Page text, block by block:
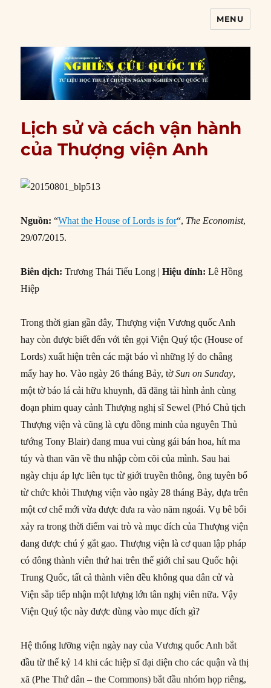
MENU
Lịch sử và cách vận hành
của Thượng viện Anh
Nguồn: “What the House of Lords is for“, The Economist,
29/07/2015.
Biên dịch: Trương Thái Tiểu Long |Hiệu đính: Lê Hồng
Hiệp
Trong thời gian gần đây, Thượng viện Vương quốc Anh
hay còn được biết đến với tên gọi Viện Quý tộc (House of
Lords) xuất hiện trên các mặt báo vì những lý do chẳng
mấy hay ho. Vào ngày 26 tháng Bảy, tờSun on Sunday,
một tờ báo lá cải hữu khuynh, đã đăng tải hình ảnh cùng
đoạn phim quay cảnh Thượng nghị sĩ Sewel (Phó Chủ tịch
Thượng viện và cũng là cựu đồng minh của nguyên Thủ
tướng Tony Blair) đang mua vui cùng gái bán hoa, hít ma
túy và than vãn về thu nhập còm cõi của mình. Sau hai
ngày chịu áp lực liên tục từ giới truyền thông, ông tuyên bố
từ chức khỏi Thượng viện vào ngày 28 tháng Bảy, dựa trên
một cơ chế mới vừa được đưa ra vào năm ngoái. Vụ bê bối
xảy ra trong thời điểm vai trò và mục đích của Thượng viện
đang được chú ý gắt gao. Thượng viện là cơ quan lập pháp
có đông thành viên thứ hai trên thế giới chỉ sau Quốc hội
Trung Quốc, tất cả thành viên đều không qua dân cử và
Viện sắp tiếp nhận một lượng lớn tân nghị viên nữa. Vậy
Viện Quý tộc này được dùng vào mục đích gì?
Hệ thống lưỡng viện ngày nay của Vương quốc Anh bắt
đầu từ thế kỷ 14 khi các hiệp sĩ đại diện cho các quận và thị
xã (Phe Thứ dân – the Commons) bắt đầu nhóm họp riêng,